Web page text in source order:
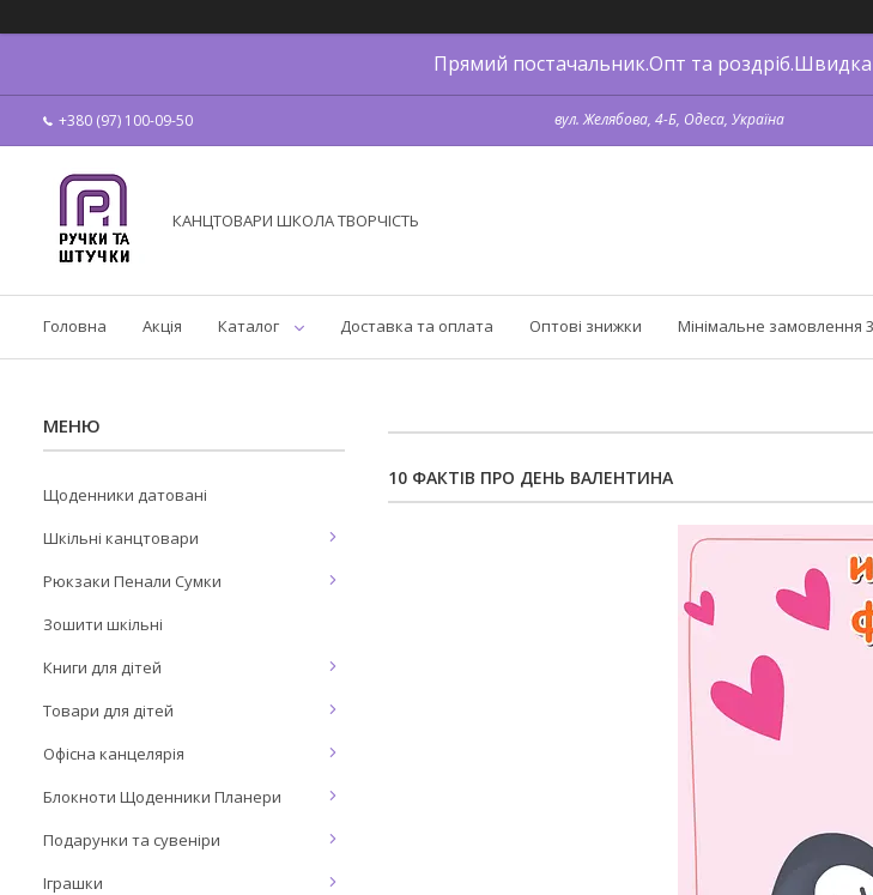
Прямий постачальник.Опт та роздріб.Швидка
+380 (97) 100-09-50 вул. Желябова, 4-Б, Одеса, Україна
КАНЦТОВАРИ ШКОЛА ТВОРЧІСТЬ
Головна Акція Каталог Доставка та оплата Оптові знижки Мінімальне замовлення
10 ФАКТІВ ПРО ДЕНЬ ВАЛЕНТИНА
Щоденники датовані
Шкільні канцтовари
Рюкзаки Пенали Сумки
Зошити шкільні
Книги для дітей
Товари для дітей
Офісна канцелярія
Блокноти Щоденники Планери
Подарунки та сувеніри
Іграшки